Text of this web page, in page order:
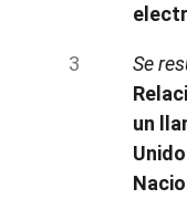
Se
un